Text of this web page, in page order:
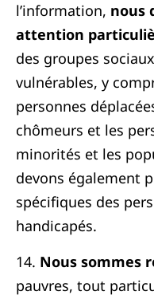
l’information, nous
attention
des groupes
vulnérables, y
personnes
chômeurs et les
minorités et les
devons également
spécifiques des
handicapés.
14. Nous sommes
pauvres, tout